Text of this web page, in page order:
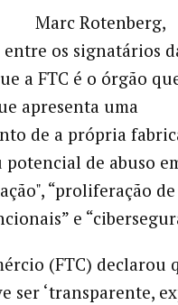
Marc Rotenberg,
os signatários
a FTC é o órgão
apresenta uma
de a própria
de abuso
“proliferação de
e
(FTC) declarou
ser ‘transparente,